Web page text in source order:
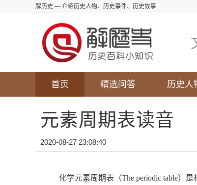
解历史 — 介绍历史人物、历史事件、历史故事
首页 精选问答 历史人
元素周期表读音
2020-08-27 23:08:40
化学元素周期表（The periodic table）